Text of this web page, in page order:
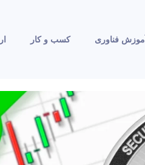
آموزش فناوری کسب و کار